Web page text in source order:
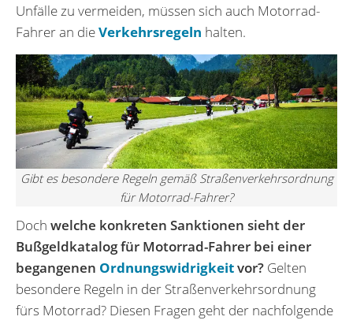
Unfälle zu vermeiden, müssen sich auch Motorrad-
Fahrer an dieVerkehrsregeln halten.
Gibt es besondere Regeln gemäß Straßenverkehrsordnung
für Motorrad-Fahrer?
Doch welche konkreten Sanktionen sieht der
Bußgeldkatalog für Motorrad-Fahrer bei einer
begangenen Ordnungswidrigkeitvor? Gelten
besondere Regeln in der Straßenverkehrsordnung
fürs Motorrad? Diesen Fragen geht der nachfolgende